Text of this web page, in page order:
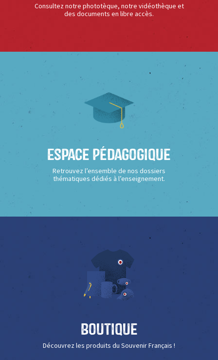
Consultez notre phototèque, notre vidéothèque et
des documents en libre accès.
Espace Pédagogique
Retrouvez l’ensemble de nos dossiers
thématiques dédiés à l’enseignement.
Boutique
Découvrez les produits du Souvenir Français !